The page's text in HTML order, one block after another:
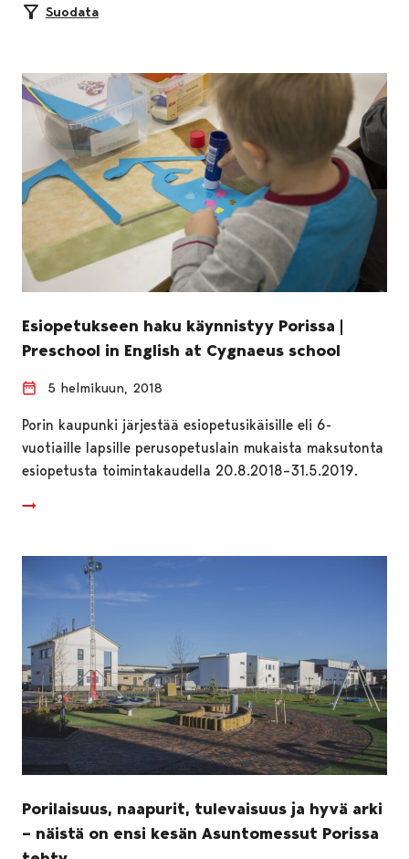
Suodata
Esiopetukseen haku käynnistyy Porissa |
Preschool in English at Cygnaeus school
5 helmikuun, 2018
Porin kaupunki järjestää esiopetusikäisille eli 6-
vuotiaille lapsille perusopetuslain mukaista maksutonta
esiopetusta toimintakaudella 20.8.2018–31.5.2019.
Porilaisuus, naapurit, tulevaisuus ja hyvä arki
– näistä on ensi kesän Asuntomessut Porissa